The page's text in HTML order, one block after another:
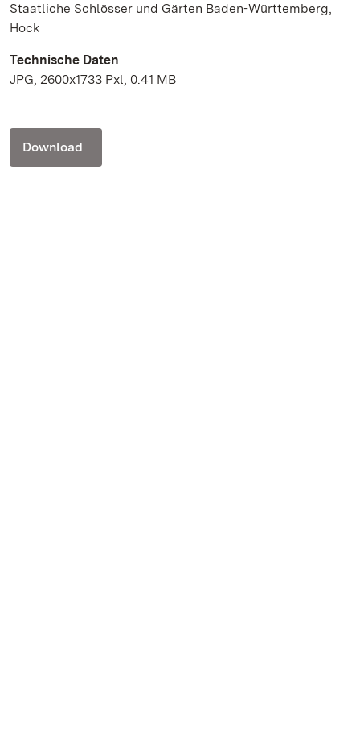
Staatliche Schlösser und Gärten Baden-Württemberg,
Hock
Technische Daten
JPG, 2600x1733 Pxl, 0.41 MB
Download